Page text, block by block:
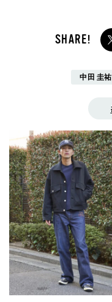
中田 圭祐